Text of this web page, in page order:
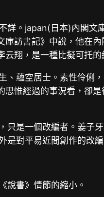
詳。japan(日本)內閣文
訪書記》中說，他在
翔，是一種比擬可托的
、蘊空居士。素性伶俐
惟經過的事況看，卻是
只是一個改編者。姜子
是對平易近間創作的改編
說書》情節的縮小。